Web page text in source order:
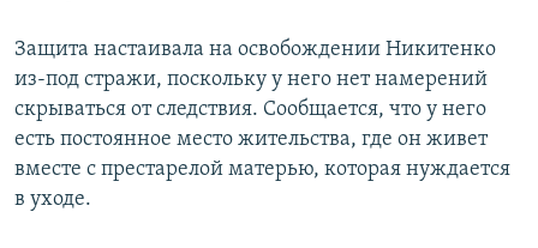
КРЫМ.НЕПОКОРЕННЫЙ
УКРАИНСКАЯ ПРОБЛЕМА КРЫМА
Все сайты RFE/RL
Защита настаивала на освобождении Никитенко
из-под стражи, поскольку у него нет намерений
скрываться от следствия. Сообщается, что у него
есть постоянное место жительства, где он живет
вместе с престарелой матерью, которая нуждается
в уходе.